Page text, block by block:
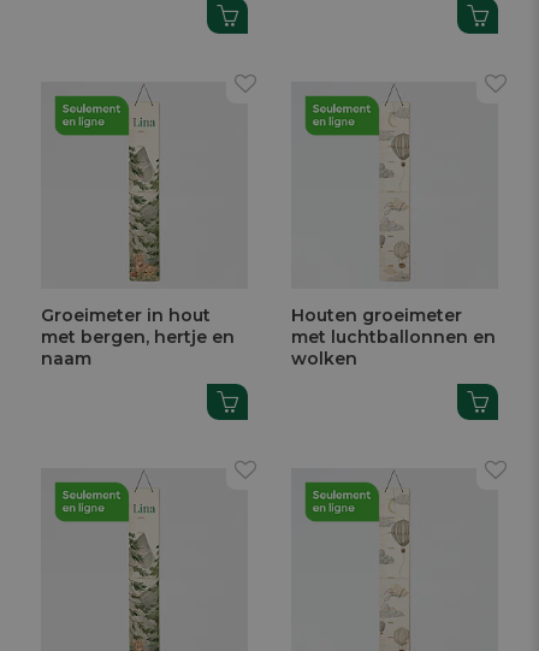
Groeimeter in hout
met bergen, hertje en
naam
Houten groeimeter
met luchtballonnen en
wolken